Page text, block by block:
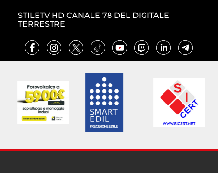
STILETV HD CANALE 78 DEL DIGITALE
TERRESTRE